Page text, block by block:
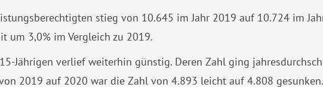
stieg von 10.645 im Jahr 2019 auf 10.724 im
um 3,0% im Vergleich zu 2019.
Jährigen verlief weiterhin günstig. Deren Zahl ging
2019 auf 2020 war die Zahl von 4.893 leicht auf 4.808 gesunken.